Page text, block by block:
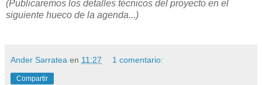
(Publicaremos los detalles técnicos del proyecto en el
siguiente hueco de la agenda...)
Ander Sarratea en 11:27 1 comentario:
Compartir